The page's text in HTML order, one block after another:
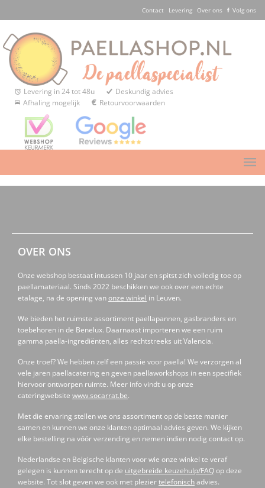
Contact Levering Over ons Volg ons
Levering in 24 tot 48u
Deskundig advies
Afhaling mogelijk
Retourvoorwaarden
OVER ONS
Onze webshop bestaat intussen 10 jaar en spitst zich volledig toe op
paellamateriaal. Sinds 2022 beschikken we ook over een echte
etalage, na de opening vanonze winkel in Leuven.
We bieden het ruimste assortiment paellapannen, gasbranders en
toebehoren in de Benelux. Daarnaast importeren we een ruim
gamma paella-ingrediënten, alles rechtstreeks uit Valencia.
Onze troef? We hebben zelf een passie voor paella! We verzorgen al
vele jaren paellacatering en geven paellaworkshops in een specifiek
hiervoor ontworpen ruimte. Meer info vindt u op onze
cateringwebsite www.socarrat.be.
Met die ervaring stellen we ons assortiment op de beste manier
samen en kunnen we onze klanten optimaal advies geven. We kijken
elke bestelling na vóór verzending en nemen indien nodig contact op.
Nederlandse en Belgische klanten voor wie onze winkel te veraf
gelegen is kunnen terecht op de uitgebreide keuzehulp/FAQop deze
website. Tot slot geven we ook met pleziertelefonischadvies.